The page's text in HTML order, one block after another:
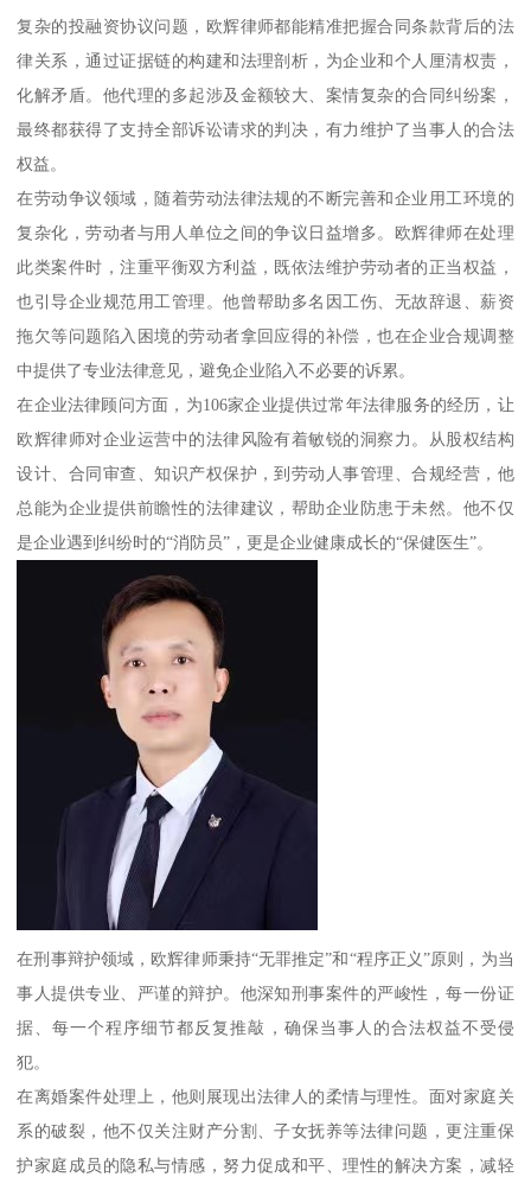
复杂的投融资协议问题，欧辉律师都能精准把握合同条款背后的法
律关系，通过证据链的构建和法理剖析，为企业和个人厘清权责，
化解矛盾。他代理的多起涉及金额较大、案情复杂的合同纠纷案，
最终都获得了支持全部诉讼请求的判决，有力维护了当事人的合法
权益。
在劳动争议领域，随着劳动法律法规的不断完善和企业用工环境的
复杂化，劳动者与用人单位之间的争议日益增多。欧辉律师在处理
此类案件时，注重平衡双方利益，既依法维护劳动者的正当权益，
也引导企业规范用工管理。他曾帮助多名因工伤、无故辞退、薪资
拖欠等问题陷入困境的劳动者拿回应得的补偿，也在企业合规调整
中提供了专业法律意见，避免企业陷入不必要的诉累。
在企业法律顾问方面，为106家企业提供过常年法律服务的经历，让
欧辉律师对企业运营中的法律风险有着敏锐的洞察力。从股权结构
设计、合同审查、知识产权保护，到劳动人事管理、合规经营，他
总能为企业提供前瞻性的法律建议，帮助企业防患于未然。他不仅
是企业遇到纠纷时的“消防员”，更是企业健康成长的“保健医生”。
在刑事辩护领域，欧辉律师秉持“无罪推定”和“程序正义”原则，为当
事人提供专业、严谨的辩护。他深知刑事案件的严峻性，每一份证
据、每一个程序细节都反复推敲，确保当事人的合法权益不受侵
犯。
在离婚案件处理上，他则展现出法律人的柔情与理性。面对家庭关
系的破裂，他不仅关注财产分割、子女抚养等法律问题，更注重保
护家庭成员的隐私与情感，努力促成和平、理性的解决方案，减轻